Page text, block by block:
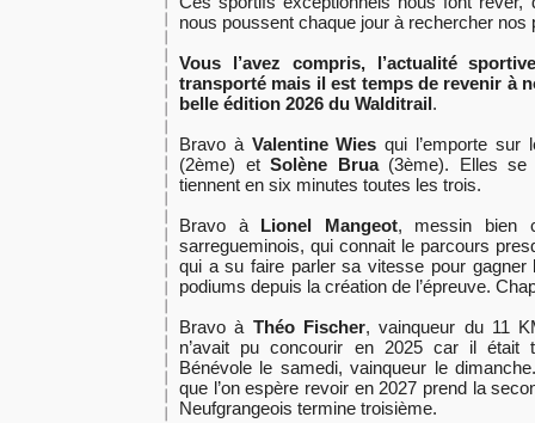
nous poussent chaque jour à rechercher nos
Vous l’avez compris, l’actualité
transporté mais il est temps de revenir à
belle édition 2026 du Walditrail.
Bravo à Valentine Wiesqui l’emporte
(2ème) etSolène Brua (3ème). Elles
tiennent en six minutes toutes les trois.
Bravo à Lionel Mangeot, messin bien
sarregueminois, qui connait le parcours
qui a su faire parler sa vitesse pour
podiums depuis la création de l’épreuve.
Bravo à Théo Fischer, vainqueur du 11
n’avait pu concourir en 2025 car il était
Bénévole le samedi, vainqueur le
que l’on espère revoir en 2027 prend la
Neufgrangeois termine troisième.